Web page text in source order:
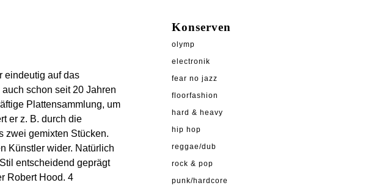
eindeutig auf das
schon seit 20 Jahren
Plattensammlung, um
er z. B. durch die
zwei gemixten Stücken.
Künstler wider. Natürlich
entscheidend geprägt
Robert Hood. 4
Konserven
olymp
electronik
fear no jazz
floorfashion
hard & heavy
hip hop
reggae/dub
rock & pop
punk/hardcore